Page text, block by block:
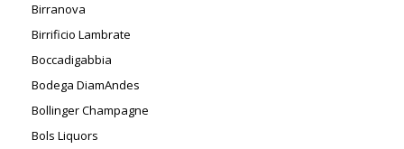
Birranova
Birrificio Lambrate
Boccadigabbia
Bodega DiamAndes
Bollinger Champagne
Bols Liquors